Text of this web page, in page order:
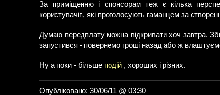
За приміщенню і спонсорам теж є кілька
користувачів, які проголосують гаманцем за
Думаю передплату можна відкривати хоч завтра.
запустився - повернемо гроші назад або ж
Ну а поки - більше подій , хороших і різних.
Опубліковано: 30/06/11 @ 03:30